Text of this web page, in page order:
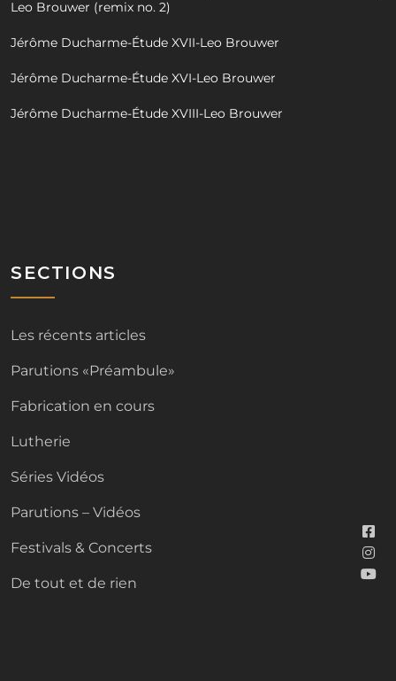
Leo Brouwer (remix no. 2)
Jérôme Ducharme-Étude XVII-Leo Brouwer
Jérôme Ducharme-Étude XVI-Leo Brouwer
Jérôme Ducharme-Étude XVIII-Leo Brouwer
SECTIONS
Les récents articles
Parutions «Préambule»
Fabrication en cours
Lutherie
Séries Vidéos
Parutions – Vidéos
Festivals & Concerts
De tout et de rien